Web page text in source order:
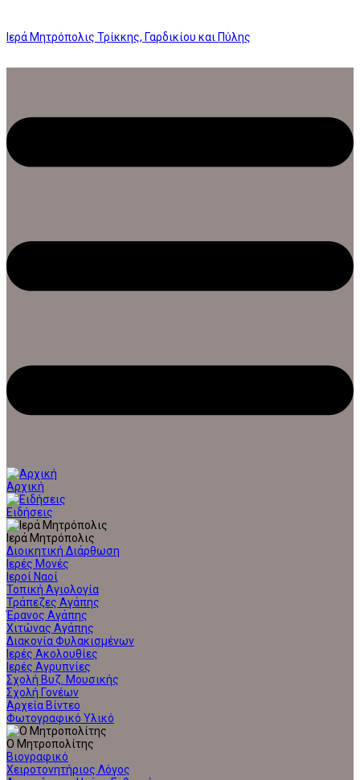
Ιερά Μητρόπολις Τρίκκης, Γαρδικίου και Πύλης
Αρχική
Ειδήσεις
Ιερά Μητρόπολις
Διοικητική Διάρθωση
Ιερές Μονές
Ιεροί Ναοί
Τοπική Αγιολογία
Τράπεζες Αγάπης
Έρανος Αγάπης
Χιτώνας Αγάπης
Διακονία Φυλακισμένων
Ιερές Ακολουθίες
Ιερές Αγρυπνίες
Σχολή Βυζ. Μουσικής
Σχολή Γονέων
Αρχεία Βίντεο
Φωτογραφικό Υλικό
Ο Μητροπολίτης
Βιογραφικό
Χειροτονητήριος Λόγος